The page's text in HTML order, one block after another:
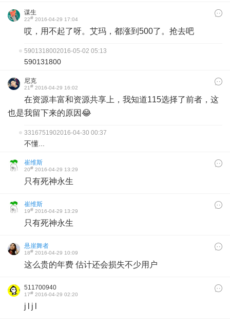
谋生
22# 2016-04-29 17:04
哎，用不起了呀。艾玛，都涨到500了。抢去吧
5901318002016-05-02 05:13
590131800
尼克
21# 2016-04-29 16:02
在资源丰富和资源共享上，我知道115选择了前者，这
也是我留下来的原因😂
3316751902016-04-30 00:37
不懂...
崔维斯
20# 2016-04-29 13:29
只有死神永生
崔维斯
19# 2016-04-29 13:29
只有死神永生
悬崖舞者
18# 2016-04-29 10:09
这么贵的年费 估计还会损失不少用户
511700940
17# 2016-04-29 02:20
j l j l